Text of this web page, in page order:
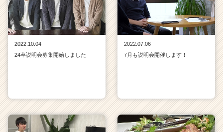
2022.10.04
24卒説明会募集開始しました
2022.07.06
7月も説明会開催します！